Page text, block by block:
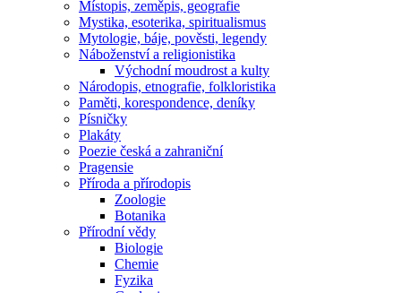
Místopis, zeměpis, geografie
Mystika, esoterika, spiritualismus
Mytologie, báje, pověsti, legendy
Náboženství a religionistika
Východní moudrost a kulty
Národopis, etnografie, folkloristika
Paměti, korespondence, deníky
Písničky
Plakáty
Poezie česká a zahraniční
Pragensie
Příroda a přírodopis
Zoologie
Botanika
Přírodní vědy
Biologie
Chemie
Fyzika